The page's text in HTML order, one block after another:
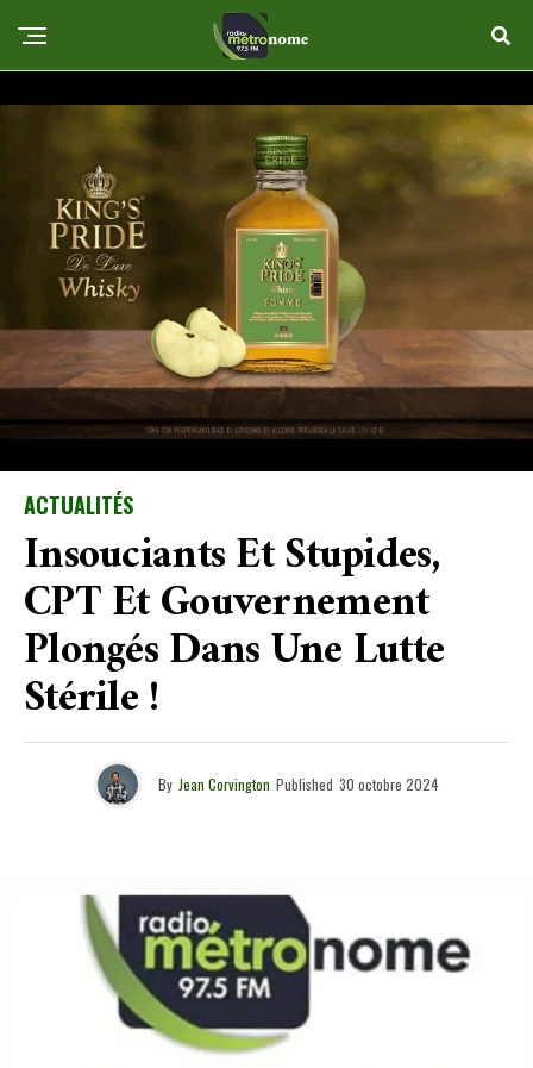
ACTUALITÉS
Insouciants Et Stupides,
CPT Et Gouvernement
Plongés Dans Une Lutte
Stérile !
By Jean Corvington Published 30 octobre 2024